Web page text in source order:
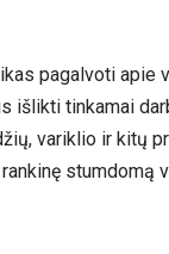
pagalvoti apie
išlikti tinkamai
variklio ir kitų
stumdomą